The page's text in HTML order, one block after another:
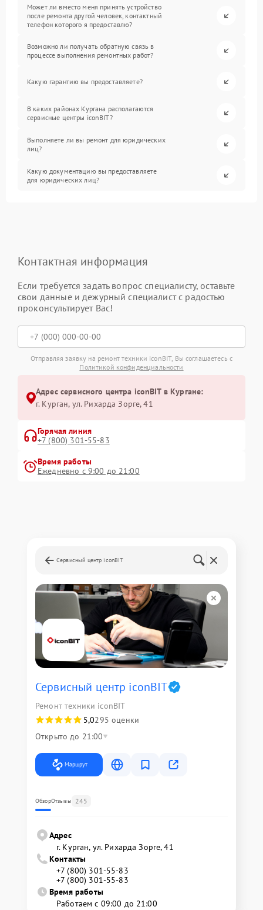
Может ли вместо меня принять устройство
после ремонта другой человек, контактный
телефон которого я предоставлю?
Возможно ли получать обратную связь в
процессе выполнения ремонтных работ?
Какую гарантию вы предоставляете?
В каких районах Кургана располагаются
сервисные центры iconBIT?
Выполняете ли вы ремонт для юридических
лиц?
Какую документацию вы предоставляете
для юридических лиц?
Контактная информация
Если требуется задать вопрос специалисту, оставьте
свои данные и дежурный специалист с радостью
проконсультирует Вас!
Отправляя заявку на ремонт техники iconBIT, Вы соглашаетесь с
Политикой конфиденциальности
Адрес сервисного центра iconBIT в Кургане:
г. Курган, ул. Рихарда Зорге, 41
Горячая линия
+7 (800) 301-55-83
Время работы
Ежедневно с 9:00 до 21:00
Сервисный центр iconBIT
Сервисный центр iconBIT
Ремонт техники iconBIT
5,0295 оценки
Открыто до 21:00
Маршрут
ОбзорОтзывы 245
Адрес
г. Курган, ул. Рихарда Зорге, 41
Контакты
+7 (800) 301-55-83
+7 (800) 301-55-83
Время работы
Работаем с 09:00 до 21:00